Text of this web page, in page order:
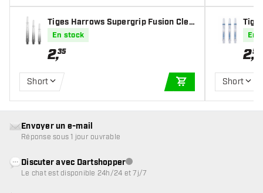
Tiges Harrows Supergrip Fusion Clea
En stock
2,35
Short
AJOUTER AU
lear
En
2,50
Short
Envoyer un e-mail
Réponse sous 1 jour ouvrable
Discuter avec DartshopperService client indisponible
Le chat est disponible 24h/24 et 7j/7